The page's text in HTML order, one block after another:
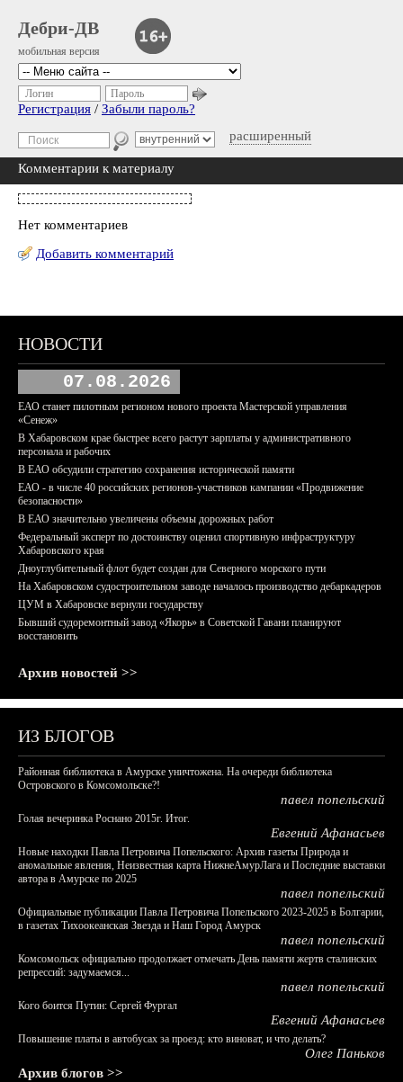
Дебри-ДВ
мобильная версия
расширенный
Логин Пароль
Регистрация / Забыли пароль?
Комментарии к материалу
Нет комментариев
Добавить комментарий
НОВОСТИ
07.08.2026
ЕАО станет пилотным регионом нового проекта Мастерской управления
«Сенеж»
В Хабаровском крае быстрее всего растут зарплаты у административного
персонала и рабочих
В ЕАО обсудили стратегию сохранения исторической памяти
ЕАО - в числе 40 российских регионов-участников кампании «Продвижение
безопасности»
В ЕАО значительно увеличены объемы дорожных работ
Федеральный эксперт по достоинству оценил спортивную инфраструктуру
Хабаровского края
Дноуглубительный флот будет создан для Северного морского пути
На Хабаровском судостроительном заводе началось производство дебаркадеров
ЦУМ в Хабаровске вернули государству
Бывший судоремонтный завод «Якорь» в Советской Гавани планируют
восстановить
Архив новостей >>
ИЗ БЛОГОВ
Районная библиотека в Амурске уничтожена. На очереди библиотека
Островского в Комсомольске?!
павел попельский
Голая вечеринка Роснано 2015г. Итог.
Евгений Афанасьев
Новые находки Павла Петровича Попельского: Архив газеты Природа и
аномальные явления, Неизвестная карта НижнеАмурЛага и Последние выставки
автора в Амурске по 2025
павел попельский
Официальные публикации Павла Петровича Попельского 2023-2025 в Болгарии,
в газетах Тихоокеанская Звезда и Наш Город Амурск
павел попельский
Комсомольск официально продолжает отмечать День памяти жертв сталинских
репрессий: задумаемся...
павел попельский
Кого боится Путин: Сергей Фургал
Евгений Афанасьев
Повышение платы в автобусах за проезд: кто виноват, и что делать?
Олег Паньков
Архив блогов >>